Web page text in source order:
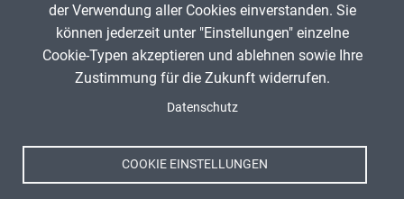
ANZEIGE
Spenden
Impressum
der Verwendung aller Cookies einverstanden. Sie
können jederzeit unter "Einstellungen" einzelne
Cookie-Typen akzeptieren und ablehnen sowie Ihre
Zustimmung für die Zukunft widerrufen.
Datenschutz
COOKIE EINSTELLUNGEN